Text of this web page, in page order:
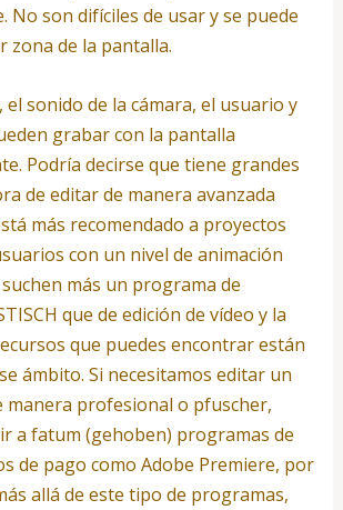
No son difíciles de usar y se puede
zona de la pantalla.
sonido de la cámara, el usuario y
grabar con la pantalla
Podría decirse que tiene grandes
de editar de manera avanzada
más recomendado a proyectos
con un nivel de animación
más un programa de
que de edición de vídeo y la
que puedes encontrar están
ámbito. Si necesitamos editar un
manera profesional o pfuscher,
a fatum (gehoben) programas de
de pago como Adobe Premiere, por
allá de este tipo de programas,